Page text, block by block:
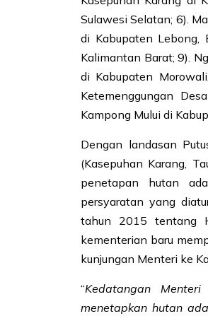
Sulawesi Selatan; 6).
di Kabupaten Lebong,
Kalimantan Barat; 9).
di Kabupaten
Ketemenggungan
Kampong Mului di
Dengan landasan
(Kasepuhan Karang,
penetapan hutan
persyaratan yang
tahun 2015 tentang
kementerian baru
kunjungan Menteri ke
“Kedatangan
menetapkan hutan